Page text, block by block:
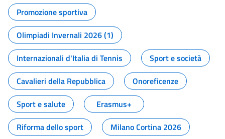
Promozione sportiva
Olimpiadi Invernali 2026 (1)
Internazionali d'Italia di Tennis
Sport e società
Cavalieri della Repubblica
Onoreficenze
Sport e salute
Erasmus+
Riforma dello sport
Milano Cortina 2026